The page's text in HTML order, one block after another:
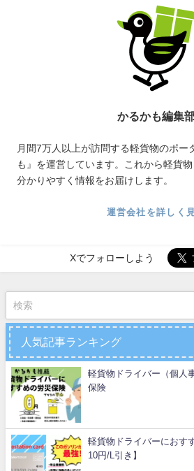
かるかも編集
月間7万人以上が訪問する軽貨物のポー
も』を運営しています。これから軽貨
分かりやすく情報をお届けします。
運営会社を詳しく
Xでフォローしよう
人気記事ランキング
軽貨物ドライバー（個人
保険
軽貨物ドライバーにおす
10円/L引き】